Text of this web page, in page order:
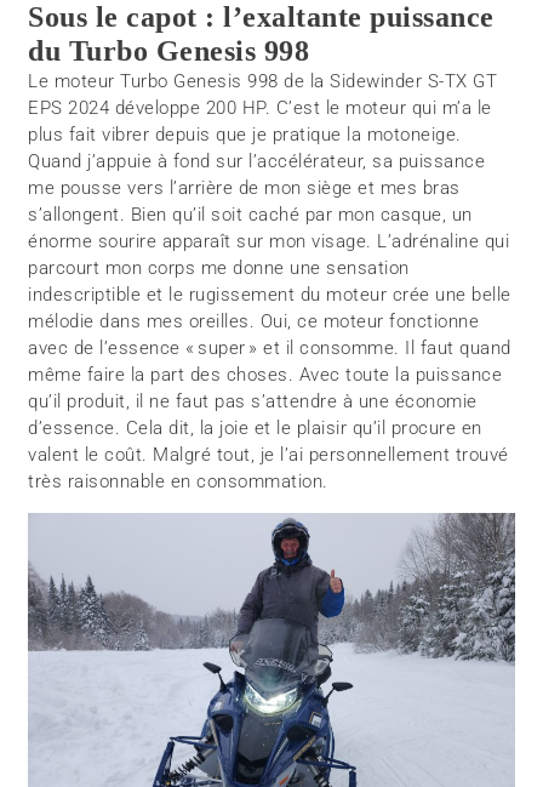
Sous le capot : l’exaltante puissance
du Turbo Genesis 998
Le moteur Turbo Genesis 998 de la Sidewinder S-TX GT
EPS 2024 développe 200 HP. C’est le moteur qui m’a le
plus fait vibrer depuis que je pratique la motoneige.
Quand j’appuie à fond sur l’accélérateur, sa puissance
me pousse vers l’arrière de mon siège et mes bras
s’allongent. Bien qu’il soit caché par mon casque, un
énorme sourire apparaît sur mon visage. L’adrénaline qui
parcourt mon corps me donne une sensation
indescriptible et le rugissement du moteur crée une belle
mélodie dans mes oreilles. Oui, ce moteur fonctionne
avec de l’essence « super » et il consomme. Il faut quand
même faire la part des choses. Avec toute la puissance
qu’il produit, il ne faut pas s’attendre à une économie
d’essence. Cela dit, la joie et le plaisir qu’il procure en
valent le coût. Malgré tout, je l’ai personnellement trouvé
très raisonnable en consommation.